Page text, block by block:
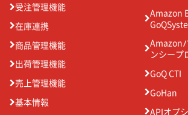
受注管理機能
在庫連携
商品管理機能
出荷管理機能
売上管理機能
基本情報
Amazon
Amazon
ンシープ
GoQ CTI
GoHan
APIオプ